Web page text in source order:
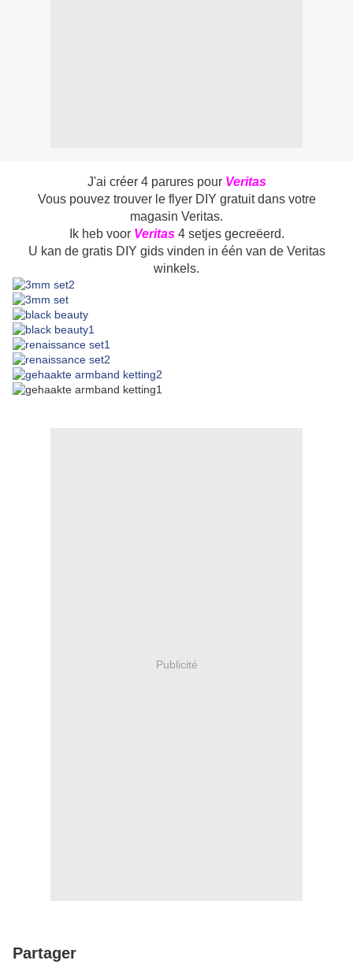
J'ai créer 4 parures pourVeritas
Vous pouvez trouver le flyer DIY gratuit dans votre
magasin Veritas.
Ik heb voor Veritas4 setjes gecreëerd.
U kan de gratis DIY gids vinden in één van de Veritas
winkels.
Publicité
Partager